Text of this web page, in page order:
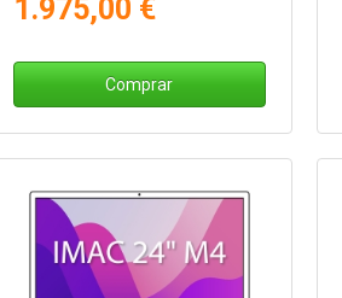
1.975,00 €
Comprar